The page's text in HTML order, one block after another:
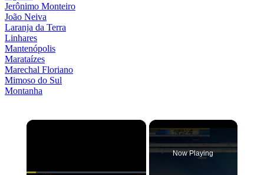
Jerônimo Monteiro
João Neiva
Laranja da Terra
Linhares
Mantenópolis
Marataízes
Marechal Floriano
Mimoso do Sul
Montanha
×
Now Playing